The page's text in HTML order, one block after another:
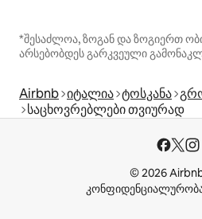
*შესაძლოა, ზოგან და ზოგიერთ
არსებობდეს გარკვეული
Airbnb იტალია ტოსკანა
საცხოვრებლები თვიურად
© 2026